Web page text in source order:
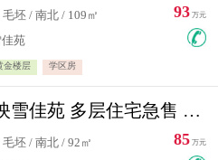
坯 / 南北 / 109㎡
佳苑
金楼层 学区房
93 万元
福海路 映雪佳苑 多层住宅急售 可公积金贷款
坯 / 南北 / 92㎡
85 万元